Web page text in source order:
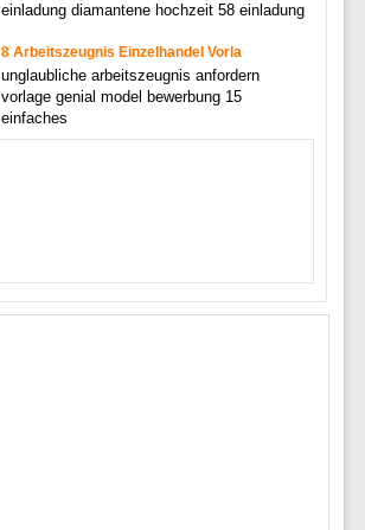
einladung diamantene hochzeit 58 einladung
8 Arbeitszeugnis Einzelhandel Vorla
unglaubliche arbeitszeugnis anfordern
vorlage genial model bewerbung 15
einfaches